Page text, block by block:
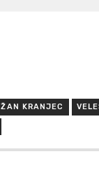
ŽAN KRANJEC